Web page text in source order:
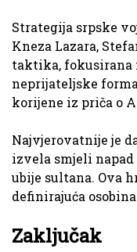
Strategija srpske
Kneza Lazara,
taktika, fokusirana
neprijateljske
korijene iz priča o
Najvjerovatnije je
izvela smjeli
ubije sultana. Ova
definirajuća
Zaključak